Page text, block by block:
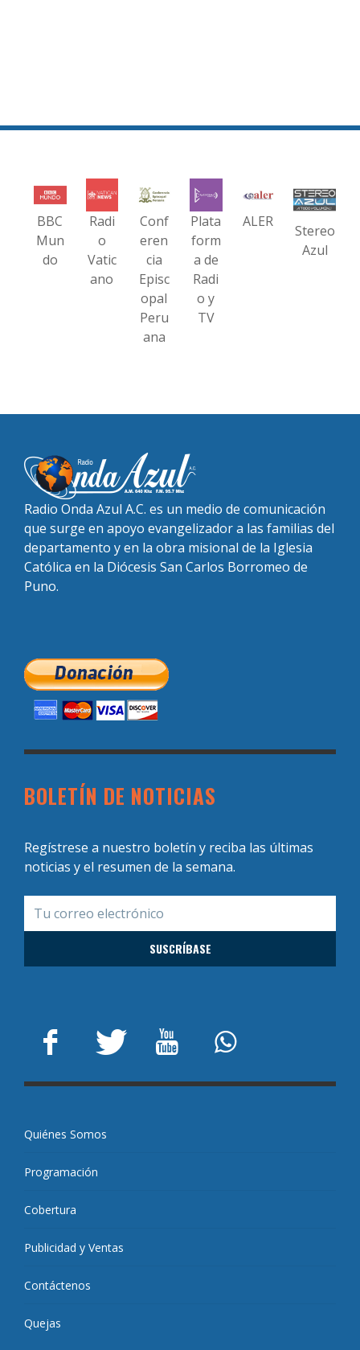
BBC
Mun
do
Radi
o
Vatic
ano
Conf
eren
cia
Episc
opal
Peru
ana
Plata
form
a de
Radi
o y
TV
ALER
Stereo
Azul
Radio Onda Azul A.C. es un medio de comunicación
que surge en apoyo evangelizador a las familias del
departamento y en la obra misional de la Iglesia
Católica en la Diócesis San Carlos Borromeo de
Puno.
BOLETÍN DE NOTICIAS
Regístrese a nuestro boletín y reciba las últimas
noticias y el resumen de la semana.
Quiénes Somos
Programación
Cobertura
Publicidad y Ventas
Contáctenos
Quejas